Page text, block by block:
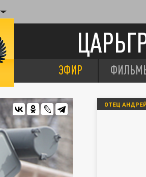
ЭФИР
ОТЕЦ